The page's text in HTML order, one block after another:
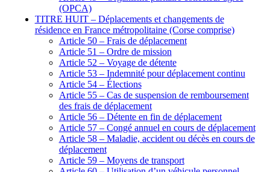
(OPCA)
TITRE HUIT – Déplacements et changements de
résidence en France métropolitaine (Corse comprise)
Article 50 – Frais de déplacement
Article 51 – Ordre de mission
Article 52 – Voyage de détente
Article 53 – Indemnité pour déplacement continu
Article 54 – Élections
Article 55 – Cas de suspension de remboursement
des frais de déplacement
Article 56 – Détente en fin de déplacement
Article 57 – Congé annuel en cours de déplacement
Article 58 – Maladie, accident ou décès en cours de
déplacement
Article 59 – Moyens de transport